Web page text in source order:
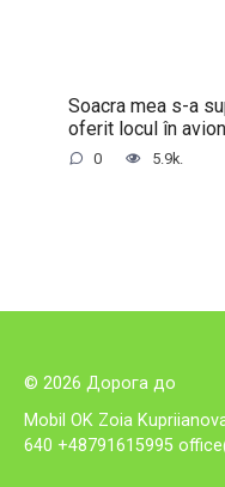
Soacra mea s-a
oferit locul în
0 5.9k.
© 2026 Дорога до
Mobil OK Zoia
640 +48791615995